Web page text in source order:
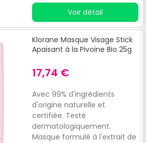
tels que la Menthe aquatique
BIO, aux propriétés
détoxifiantes,
décontaminantes et
antioxydantes, et l'Argile
absorbantes et anti-
inflammatoires.Convient aux
peaux mixtes et grasses.
Voir détail
Klorane Masque Visage Stick
Apaisant à la Pivoine Bio 25g
17,74 €
Avec 99% d'ingrédients
d'origine naturelle et
certifiée. Testé
dermatologiquement.
Masque formulé à l'extrait de